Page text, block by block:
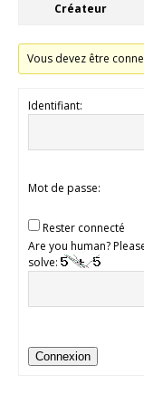
Créateur
Vous devez être
Identifiant:
Mot de passe:
Rester connecté
Are you human?
solve:
Connexion